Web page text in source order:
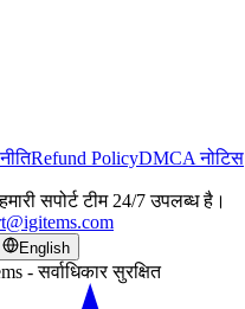
Refund PolicyDMCA नोटिस
सपोर्ट टीम 24/7 उपलब्ध है।
English
- सर्वाधिकार सुरक्षित